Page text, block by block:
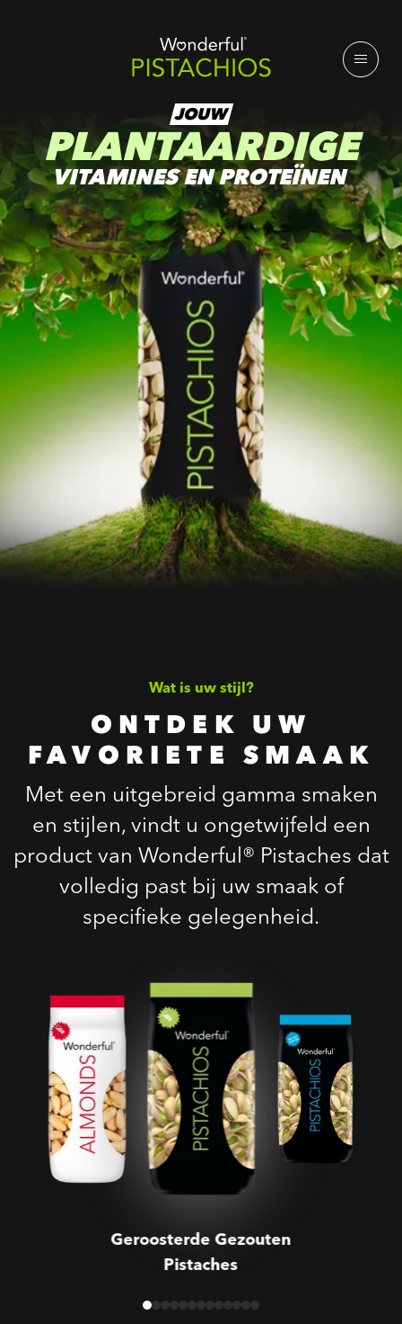
JOUW
PLANTAARDIGE
VITAMINES EN PROTEÏNEN
Wat is uw stijl?
ONTDEK UW
FAVORIETE SMAAK
Met een uitgebreid gamma smaken
en stijlen, vindt u ongetwijfeld een
product van Wonderful® Pistaches dat
volledig past bij uw smaak of
specifieke gelegenheid.
Geroosterde Gezouten
Pistaches
Geroosterde Gezouten
Pistaches